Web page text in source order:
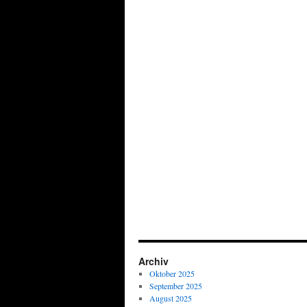
Archiv
Oktober 2025
September 2025
August 2025